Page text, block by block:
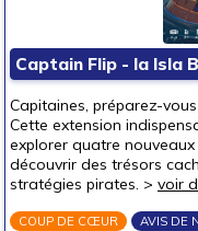
Captain Flip - la Isla
Capitaines, préparez-
Cette extension
explorer quatre
découvrir des trésors
stratégies pirates. > voir
COUP DE CŒUR AVIS DE